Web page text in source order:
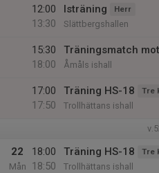
12:00
13:30
Isträning Herr
Slättbergshallen
15:30
18:00
Träningsmatch
Åmåls ishall
17:00
17:50
Träning HS-18 Tre
Trollhättans ishall
22
Mån
18:00
18:50
Träning HS-18 Tre
Trollhättans ishall